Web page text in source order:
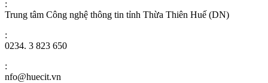
:
Trung tâm Công nghệ thông tin tỉnh Thừa Thiên Huế (DN)
:
0234. 3 823 650
:
nfo@huecit.vn